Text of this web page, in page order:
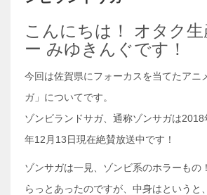
こんにちは！ オタク
ー みゆきんぐです！
今回は佐賀県にフォーカスを当てたアニ
ガ」についてです。
ゾンビランドサガ、通称ゾンサガは
年12月13日現在絶賛放送中です！
ゾンサガは一見、ゾンビ系のホラーもの
らっとあったのですが、中身はというと